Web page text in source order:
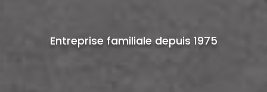
Entreprise familiale depuis 1975